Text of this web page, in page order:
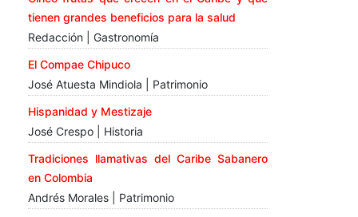
tienen grandes beneficios para la salud
Redacción | Gastronomía
El Compae Chipuco
José Atuesta Mindiola | Patrimonio
Hispanidad y Mestizaje
José Crespo | Historia
Tradiciones llamativas del Caribe Sabanero
en Colombia
Andrés Morales | Patrimonio